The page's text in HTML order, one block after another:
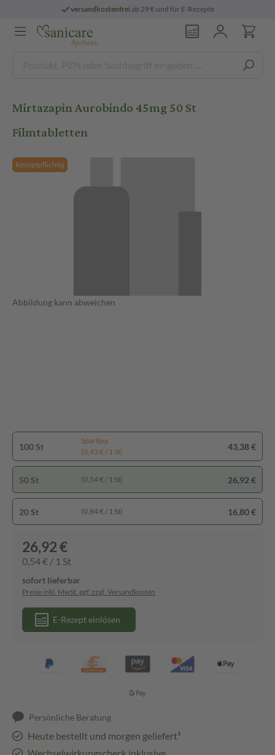
versandkostenfreiab 29 € und für E-Rezepte
Mirtazapin Aurobindo 45mg 50 St
Filmtabletten
Rezeptpflichtig
Abbildung kann abweichen
100 St
Spartipp
(0,43 € / 1 St)
43,38 €
50 St (0,54 € / 1 St) 26,92 €
20 St (0,84 € / 1 St) 16,80 €
26,92 €
0,54 € / 1 St
sofort lieferbar
Preise inkl. MwSt. ggf. zzgl. Versandkosten
E-Rezept einlösen
Persönliche Beratung
Heute bestellt und morgen geliefert³